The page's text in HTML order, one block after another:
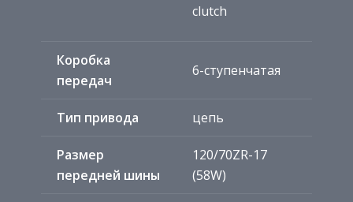
clutch
Коробка
передач
6-ступенчатая
Тип привода цепь
Размер
передней шины
120/70ZR-17
(58W)